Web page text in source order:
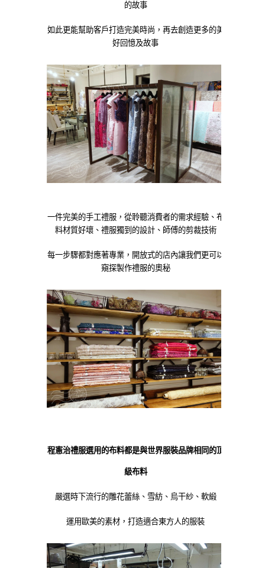
的故事
如此更能幫助客戶打造完美時尚，再去創造更多的美
好回憶及故事
一件完美的手工禮服，從聆聽消費者的需求經驗、布
料材質好壞、禮服獨到的設計、師傅的剪裁技術
每一步驟都對應著專業，開放式的店內讓我們更可以
窺探製作禮服的奧秘
程憲治禮服選用的布料都是與世界服裝品牌相同的頂
級布料
嚴選時下流行的雕花蕾絲、雪紡、烏干紗、軟緞
運用歐美的素材，打造適合東方人的服裝